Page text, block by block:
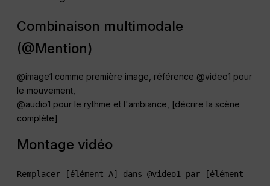
Combinaison multimodale
(@Mention)
@image1 comme première image, référence @video1 pour
le mouvement,
@audio1 pour le rythme et l'ambiance, [décrire la scène
complète]
Montage vidéo
Remplacer [élément A] dans @video1 par [élément